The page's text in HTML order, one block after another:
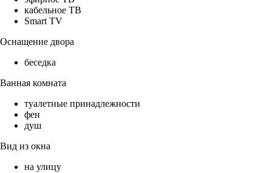
кабельное ТВ
Smart TV
Оснащение двора
беседка
Ванная комната
туалетные принадлежности
фен
душ
Вид из окна
на улицу